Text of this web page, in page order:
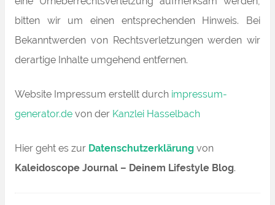
bitten wir um einen entsprechenden Hinweis. Bei
Bekanntwerden von Rechtsverletzungen werden wir
derartige Inhalte umgehend entfernen.
Website Impressum erstellt durch impressum-
generator.de von der Kanzlei Hasselbach
Hier geht es zur Datenschutzerklärung von
Kaleidoscope Journal – Deinem Lifestyle Blog.